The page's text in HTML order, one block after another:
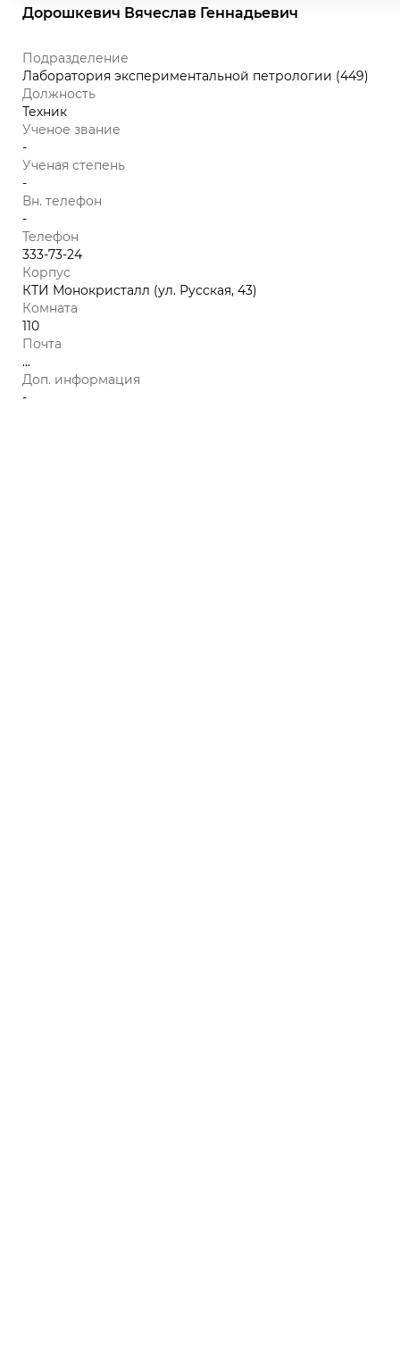
Дорошкевич Вячеслав Геннадьевич
Подразделение
Лаборатория экспериментальной петрологии (449)
Должность
Техник
Ученое звание
-
Ученая степень
-
Вн. телефон
-
Телефон
333-73-24
Корпус
КТИ Монокристалл (ул. Русская, 43)
Комната
110
Почта
...
Доп. информация
-